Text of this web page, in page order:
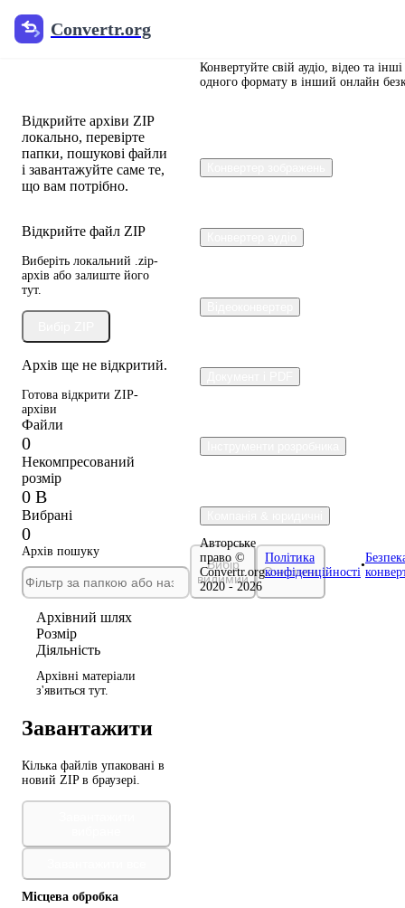
Convertr.org
Зіп
Відкрийте архіви ZIP
локально, перевірте
папки, пошукові файли
і завантажуйте саме те,
що вам потрібно.
Відкрийте файл ZIP
Виберіть локальний .zip-
архів або залиште його
тут.
Архів ще не відкритий.
Готова відкрити ZIP-
архіви
Файли
0
Некомпресований
розмір
0 B
Вибрані
0
Архів пошуку
Вибір
видимий
Очистити
Архівний шлях
Розмір
Діяльність
Архівні матеріали
з'явиться тут.
Завантажити
Кілька файлів упаковані в
новий ZIP в браузері.
Місцева обробка
Конвертуйте свій аудіо, відео та
одного формату в інший онлайн
Авторське
право ©
Convertr.org
2020 - 2026
Політика
конфіденційності
•